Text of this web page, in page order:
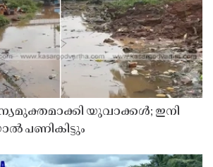
യുവാക്കൾ; ഇനി
പണികിട്ടും